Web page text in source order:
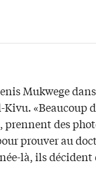
Mukwege
«Beaucoup
des
prouver au
là, ils décident